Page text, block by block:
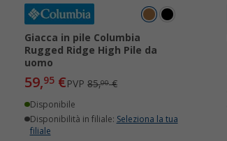
Giacca in pile Columbia
Rugged Ridge High Pile da
uomo
59,95 €PVP85,00€
Disponibile
Disponibilità in filiale: Seleziona la tua
filiale